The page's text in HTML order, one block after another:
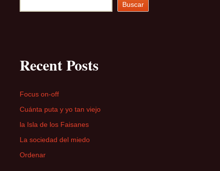
Buscar
Recent Posts
Focus on-off
Cuánta puta y yo tan viejo
la Isla de los Faisanes
La sociedad del miedo
Ordenar